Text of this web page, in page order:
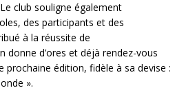
club souligne également
des participants et des
à la réussite de
donne d’ores et déjà rendez-vous
prochaine édition, fidèle à sa devise :
».